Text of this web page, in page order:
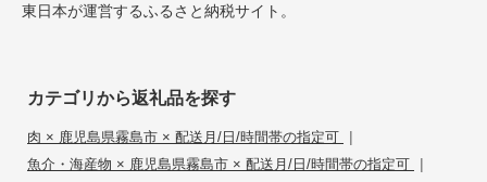
東日本が運営するふるさと納税サイト。
カテゴリから返礼品を探す
肉 × 鹿児島県霧島市 × 配送月/日/時間帯の指定可 |
魚介・海産物 × 鹿児島県霧島市 × 配送月/日/時間帯の指定可 |